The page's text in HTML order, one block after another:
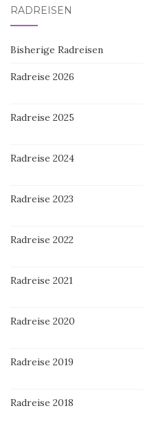
RADREISEN
Bisherige Radreisen
Radreise 2026
Radreise 2025
Radreise 2024
Radreise 2023
Radreise 2022
Radreise 2021
Radreise 2020
Radreise 2019
Radreise 2018